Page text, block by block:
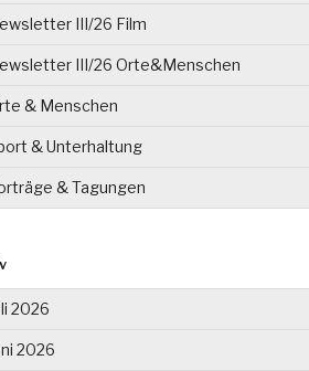
III/26 Film
III/26 Orte&Menschen
& Menschen
& Unterhaltung
& Tagungen
2026
2026